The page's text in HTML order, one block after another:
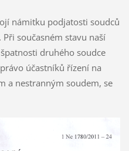
námitku podjatosti soudců
současném stavu naší
druhého soudce
účastníků řízení na
a nestranným soudem, se